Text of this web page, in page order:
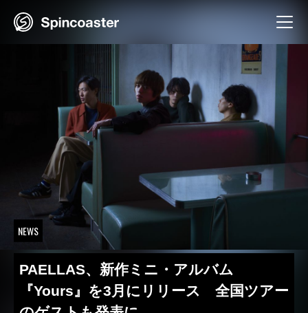
NEWS
PAELLAS、新作ミニ・アルバム
『Yours』を3月にリリース 全国ツアー